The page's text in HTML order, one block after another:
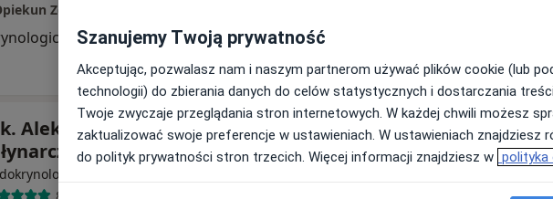
Zdrowia
330 zł
Aleksandra
88 opinii
Dziś Jutro Pon, Wt,
11 Sie
Szanujemy Twoją prywatność
Akceptując, pozwalasz nam i naszym partnerom używać plików cookie (lub
technologii) do zbierania danych do celów statystycznych i dostarczania
Twoje zwyczaje przeglądania stron internetowych. W każdej chwili możesz
zaktualizować swoje preferencje w ustawieniach. W ustawieniach znajdziesz
do polityk prywatności stron trzecich. Więcej informacji znajdziesz w polityka